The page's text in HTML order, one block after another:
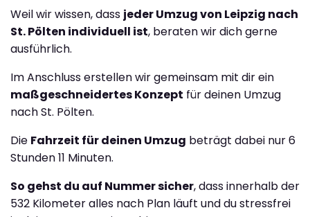
Weil wir wissen, dass jeder Umzug von Leipzig nach
St. Pölten individuell ist, beraten wir dich gerne
ausführlich.
Im Anschluss erstellen wir gemeinsam mit dir ein
maßgeschneidertes Konzept für deinen Umzug
nach St. Pölten.
Die Fahrzeit für deinen Umzug beträgt dabei nur 6
Stunden 11 Minuten.
So gehst du auf Nummer sicher, dass innerhalb der
532 Kilometer alles nach Plan läuft und du stressfrei